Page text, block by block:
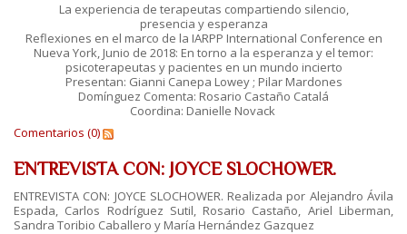
La experiencia de terapeutas compartiendo silencio,
presencia y esperanza
Reflexiones en el marco de la IARPP International Conference en
Nueva York, Junio de 2018: En torno a la esperanza y el temor:
psicoterapeutas y pacientes en un mundo incierto
Presentan: Gianni Canepa Lowey ; Pilar Mardones
Domínguez Comenta: Rosario Castaño Catalá
Coordina: Danielle Novack
Comentarios (0)
ENTREVISTA CON: JOYCE SLOCHOWER.
ENTREVISTA CON: JOYCE SLOCHOWER. Realizada por Alejandro Ávila
Espada, Carlos Rodríguez Sutil, Rosario Castaño, Ariel Liberman,
Sandra Toribio Caballero y María Hernández Gazquez